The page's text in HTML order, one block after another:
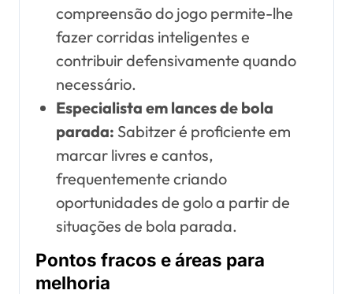
compreensão do jogo permite-lhe
fazer corridas inteligentes e
contribuir defensivamente quando
necessário.
Especialista em lances de bola
parada: Sabitzer é proficiente em
marcar livres e cantos,
frequentemente criando
oportunidades de golo a partir de
situações de bola parada.
Pontos fracos e áreas para
melhoria